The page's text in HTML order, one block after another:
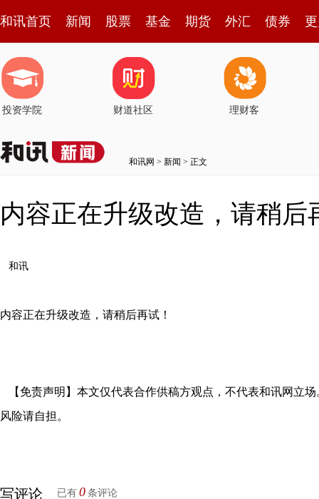
和讯首页 新闻 股票 基金 期货 外汇 债券
投资学院 财道社区 理财客
和讯网 > 新闻 > 正文
内容正在升级改造，请稍后
和讯
内容正在升级改造，请稍后再试！
【免责声明】本文仅代表合作供稿方观点，不代表和讯网立
风险请自担。
写评论 已有 0 条评论